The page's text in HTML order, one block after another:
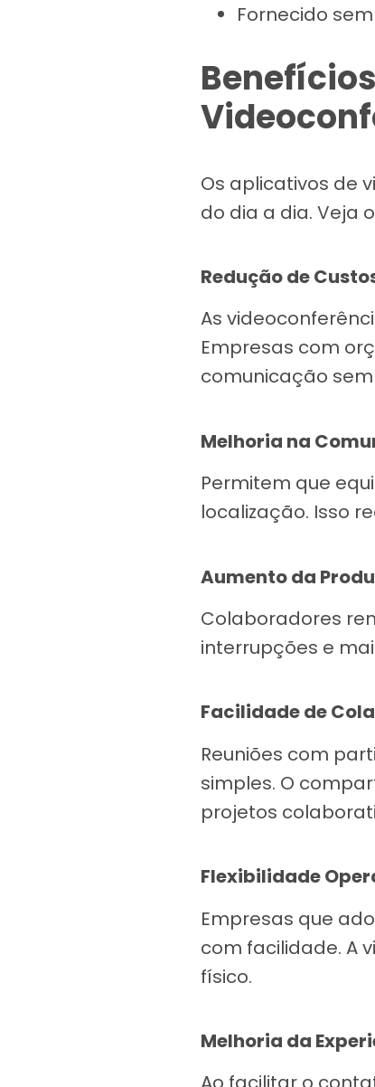
Fornecido
Os aplicativos de
do dia a dia. Veja
Redução de
As
Empresas com
comunicação
Melhoria na
Permitem que
localização. Isso
Aumento da
Colaboradores
interrupções e
Facilidade de
Reuniões com
simples. O
projetos
Flexibilidade
Empresas que
com facilidade. A
físico.
Melhoria da